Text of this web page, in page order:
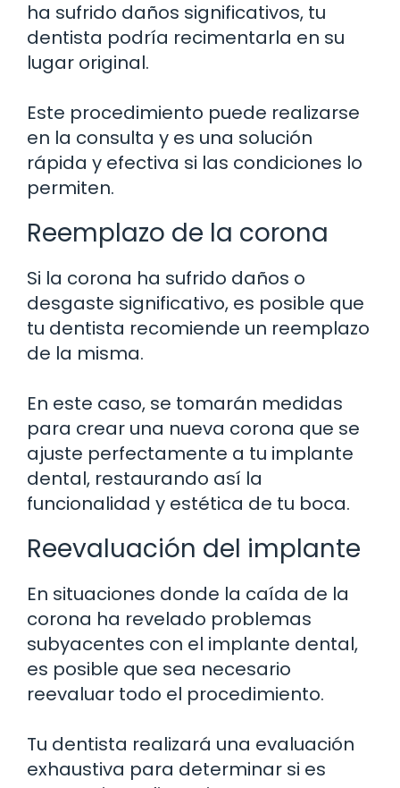
ha sufrido daños significativos, tu
dentista podría recimentarla en su
lugar original.
Este procedimiento puede realizarse
en la consulta y es una solución
rápida y efectiva si las condiciones lo
permiten.
Reemplazo de la corona
Si la corona ha sufrido daños o
desgaste significativo, es posible que
tu dentista recomiende un reemplazo
de la misma.
En este caso, se tomarán medidas
para crear una nueva corona que se
ajuste perfectamente a tu implante
dental, restaurando así la
funcionalidad y estética de tu boca.
Reevaluación del implante
En situaciones donde la caída de la
corona ha revelado problemas
subyacentes con el implante dental,
es posible que sea necesario
reevaluar todo el procedimiento.
Tu dentista realizará una evaluación
exhaustiva para determinar si es